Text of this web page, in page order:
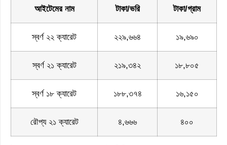
আইটেমের নাম টাকা/ভরি টাকা/গ্রাম
স্বর্ণ ২২ ক্যারেট ২২৯,৬৬৪ ১৯,৬৯০
স্বর্ণ ২১ ক্যারেট ২১৯,৩৪২ ১৮,৮০৫
স্বর্ণ ১৮ ক্যারেট ১৮৮,৩৭৪ ১৬,১৫০
রৌপ্য ২১ ক্যারেট ৪,৬৬৬ ৪০০